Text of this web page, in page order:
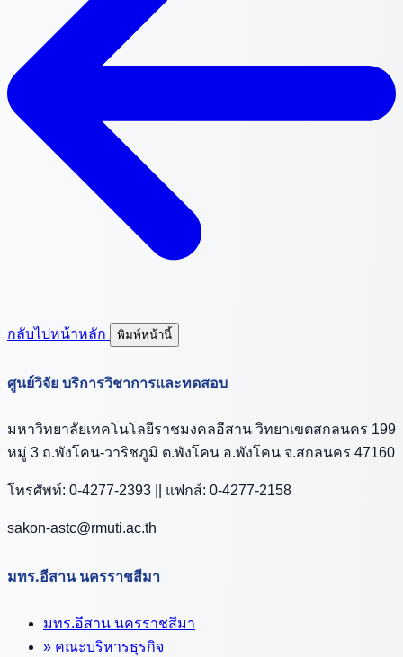
กลับไปหน้าหลัก พิมพ์หน้านี้
ศูนย์วิจัย บริการวิชาการและทดสอบ
มหาวิทยาลัยเทคโนโลยีราชมงคลอีสาน วิทยาเขตสกลนคร 199
หมู่ 3 ถ.พังโคน-วาริชภูมิ ต.พังโคน อ.พังโคน จ.สกลนคร 47160
โทรศัพท์: 0-4277-2393 || แฟกส์: 0-4277-2158
sakon-astc@rmuti.ac.th
มทร.อีสาน นครราชสีมา
มทร.อีสาน นครราชสีมา
» คณะบริหารธุรกิจ